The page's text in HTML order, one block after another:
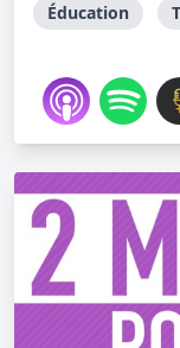
Éducation